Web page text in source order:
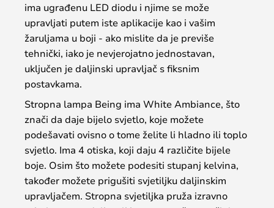
ima ugrađenu LED diodu i njime se može
upravljati putem iste aplikacije kao i vašim
žaruljama u boji - ako mislite da je previše
tehnički, iako je nevjerojatno jednostavan,
uključen je daljinski upravljač s fiksnim
postavkama.
Stropna lampa Being ima White Ambiance, što
znači da daje bijelo svjetlo, koje možete
podešavati ovisno o tome želite li hladno ili toplo
svjetlo. Ima 4 otiska, koji daju 4 različite bijele
boje. Osim što možete podesiti stupanj kelvina,
također možete prigušiti svjetiljku daljinskim
upravljačem. Stropna svjetiljka pruža izravno